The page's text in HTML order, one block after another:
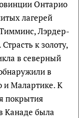
Онтарио
лагерей
Лэрдер-
к золоту,
в северный
в
и Малартике. К
покрытия
Канаде была